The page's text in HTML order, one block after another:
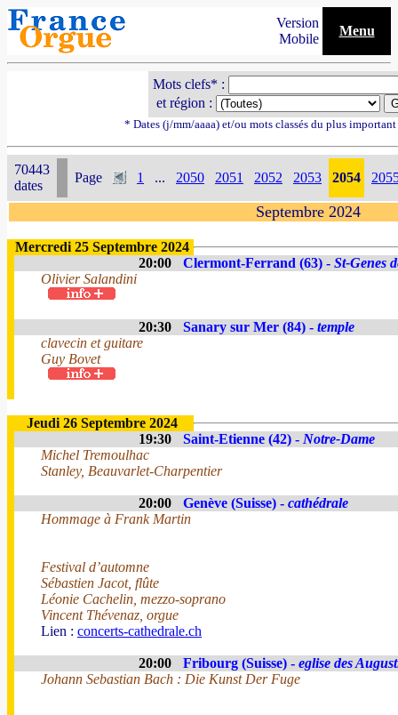
Version
Mobile
Menu
Mots clefs* :
et région :
* Dates (j/mm/aaaa) et/ou mots classés du plus
70443
dates
Page 1 ... 2050 2051 2052 2053 2054
Septembre 2024
Mercredi 25 Septembre 2024
20:00
Clermont-Ferrand (63) - St-Genes
Olivier Salandini
20:30 Sanary sur Mer (84) - temple
clavecin et guitare
Guy Bovet
Jeudi 26 Septembre 2024
19:30
Saint-Etienne (42) - Notre-Dame
Michel Tremoulhac
Stanley, Beauvarlet-Charpentier
20:00 Genève (Suisse) - cathédrale
Hommage à Frank Martin
Festival d’automne
Sébastien Jacot, flûte
Léonie Cachelin, mezzo-soprano
Vincent Thévenaz, orgue
Lien : concerts-cathedrale.ch
20:00 Fribourg (Suisse) - eglise des
Johann Sebastian Bach : Die Kunst Der Fuge